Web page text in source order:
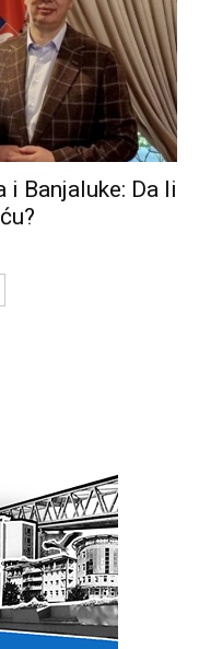
i Banjaluke: Da li